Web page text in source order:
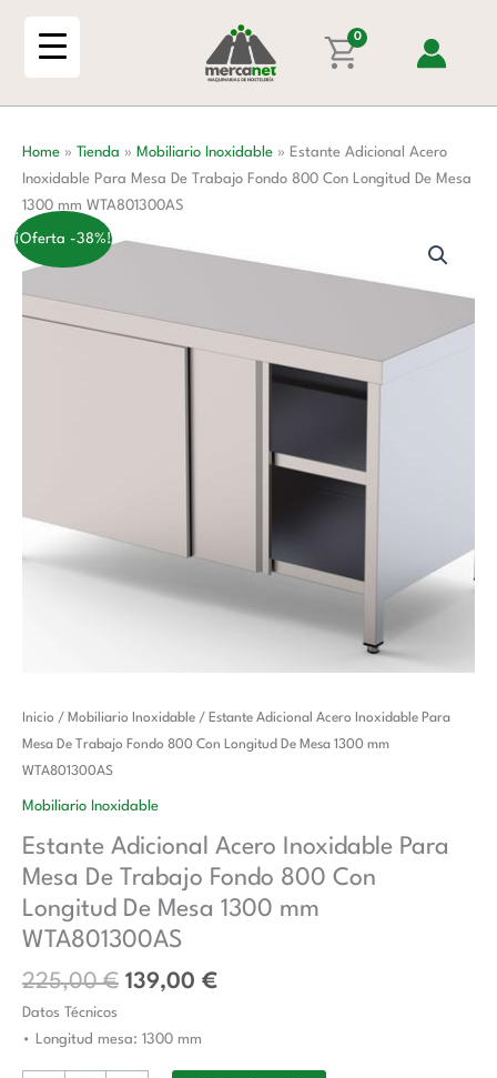
0
Home » Tienda » Mobiliario Inoxidable » Estante Adicional Acero
Inoxidable Para Mesa De Trabajo Fondo 800 Con Longitud De Mesa
1300 mm WTA801300AS
¡Oferta -38%!
Inicio / Mobiliario Inoxidable / Estante Adicional Acero Inoxidable Para
Mesa De Trabajo Fondo 800 Con Longitud De Mesa 1300 mm
WTA801300AS
Mobiliario Inoxidable
Estante Adicional Acero Inoxidable Para
Mesa De Trabajo Fondo 800 Con
Longitud De Mesa 1300 mm
WTA801300AS
225,00€
El
precio
era:
139,00 €
El
precio
Datos Técnicos
• Longitud mesa: 1300 mm
Estante
Adicional
Acero
Inoxidable
Mesa
De
Trabajo
Fondo
Con
Longitud
De
Para
Mesa
De
Fondo
800
Con
Longitud
De
1300